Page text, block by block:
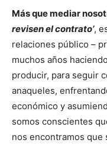
Más que mediar
revisen el contrato’,
relaciones público –
muchos años
producir, para seguir
anaqueles,
económico y
somos conscientes
nos encontramos que